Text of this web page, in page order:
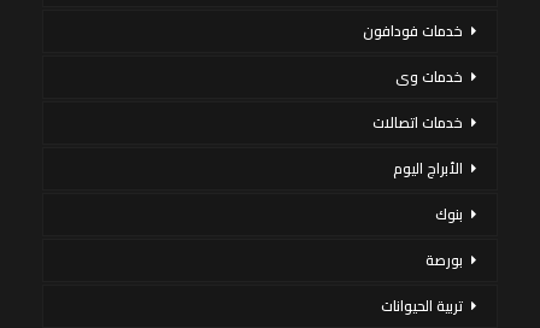
خدمات فودافون
خدمات وى
خدمات اتصالات
الأبراج اليوم
بنوك
بورصة
تربية الحيوانات